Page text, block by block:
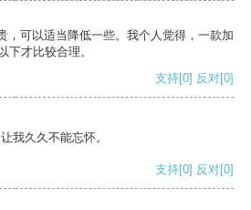
，可以适当降低一些。我个人觉得，一款加
下才比较合理。
支持[0] 反对[0]
我久久不能忘怀。
支持[0] 反对[0]